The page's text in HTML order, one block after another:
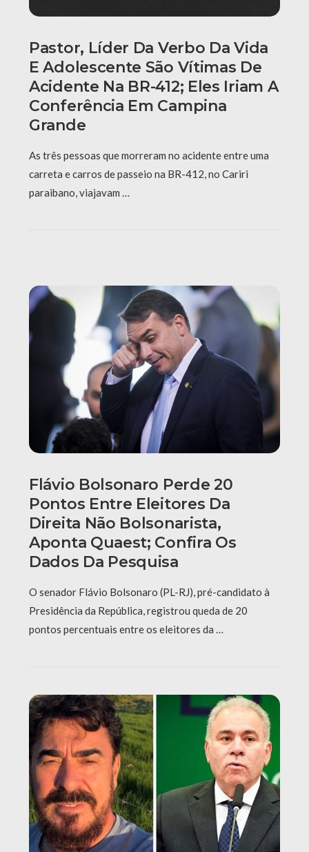
Pastor, Líder Da Verbo Da Vida
E Adolescente São Vítimas De
Acidente Na BR-412; Eles Iriam A
Conferência Em Campina
Grande
As três pessoas que morreram no acidente entre uma
carreta e carros de passeio na BR-412, no Cariri
paraibano, viajavam …
Flávio Bolsonaro Perde 20
Pontos Entre Eleitores Da
Direita Não Bolsonarista,
Aponta Quaest; Confira Os
Dados Da Pesquisa
O senador Flávio Bolsonaro (PL-RJ), pré-candidato à
Presidência da República, registrou queda de 20
pontos percentuais entre os eleitores da …